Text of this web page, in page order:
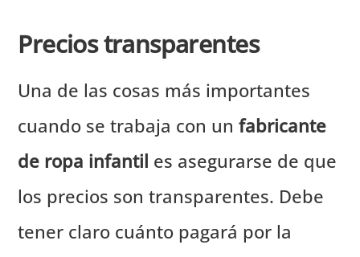
Precios transparentes
Una de las cosas más importantes
cuando se trabaja con unfabricante
de ropa infantil es asegurarse de que
los precios son transparentes. Debe
tener claro cuánto pagará por la